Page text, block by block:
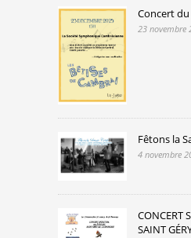
Concert
23 novembre
Fêtons la
4 novembre
CONCERT
SAINT